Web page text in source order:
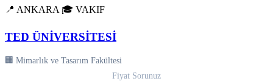
📍 ANKARA 🎓 VAKIF
TED ÜNİVERSİTESİ
🏢 Mimarlık ve Tasarım Fakültesi
Fiyat Sorunuz